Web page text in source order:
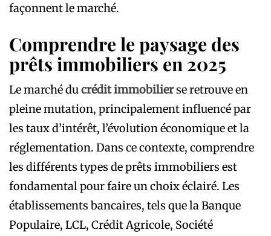
façonnent le marché.
Comprendre le paysage des
prêts immobiliers en 2025
Le marché ducrédit immobilierse retrouve en
pleine mutation, principalement influencé par
les taux d’intérêt, l’évolution économique et la
réglementation. Dans ce contexte, comprendre
les différents types de prêts immobiliers est
fondamental pour faire un choix éclairé. Les
établissements bancaires, tels que la Banque
Populaire, LCL, Crédit Agricole, Société